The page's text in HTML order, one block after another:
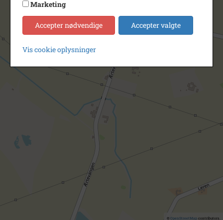
© OpenStreetMapcontributors.
Marketing
Accepter nødvendige Accepter valgte
Vis cookie oplysninger